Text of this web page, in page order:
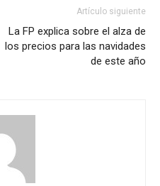
Artículo siguiente
La FP explica sobre el alza de
los precios para las navidades
de este año